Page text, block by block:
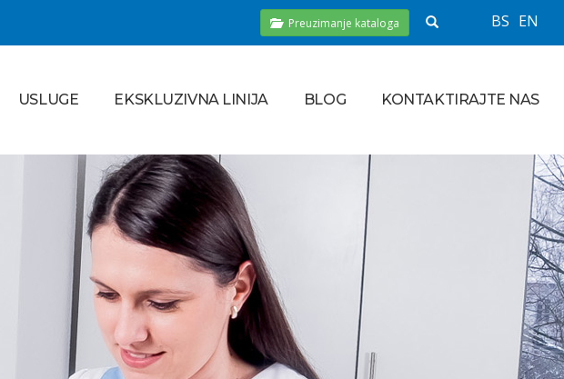
BS EN
Preuzimanje kataloga
USLUGE EKSKLUZIVNA LINIJA BLOG KONTAKTIRAJTE NAS